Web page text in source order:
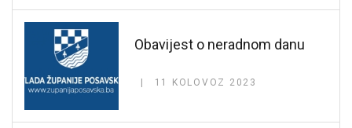
Obavijest o neradnom danu
11 KOLOVOZ 2023